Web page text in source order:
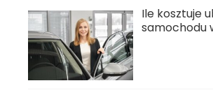
Ile kosztuje
samochodu